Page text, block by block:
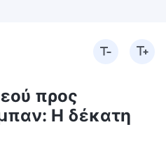
προς
Η δέκατη